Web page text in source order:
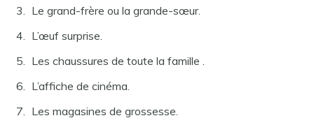
Le grand-frère ou la grande-sœur.
L’œuf surprise.
Les chaussures de toute la famille .
L’affiche de cinéma.
Les magasines de grossesse.